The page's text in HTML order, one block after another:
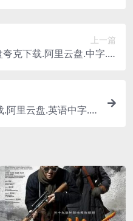
上一篇
夸克下载.阿里云盘.中字.(2
.阿里云盘.英语中字.(2